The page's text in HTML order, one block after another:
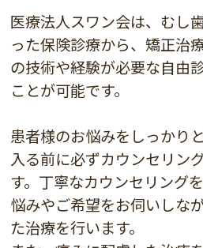
医療法人スワン会は、むし
った保険診療から、矯正治
の技術や経験が必要な自由
ことが可能です。
患者様のお悩みをしっかり
入る前に必ずカウンセリン
す。 丁寧なカウンセリング
悩みやご希望をお伺いしな
た治療を行います。